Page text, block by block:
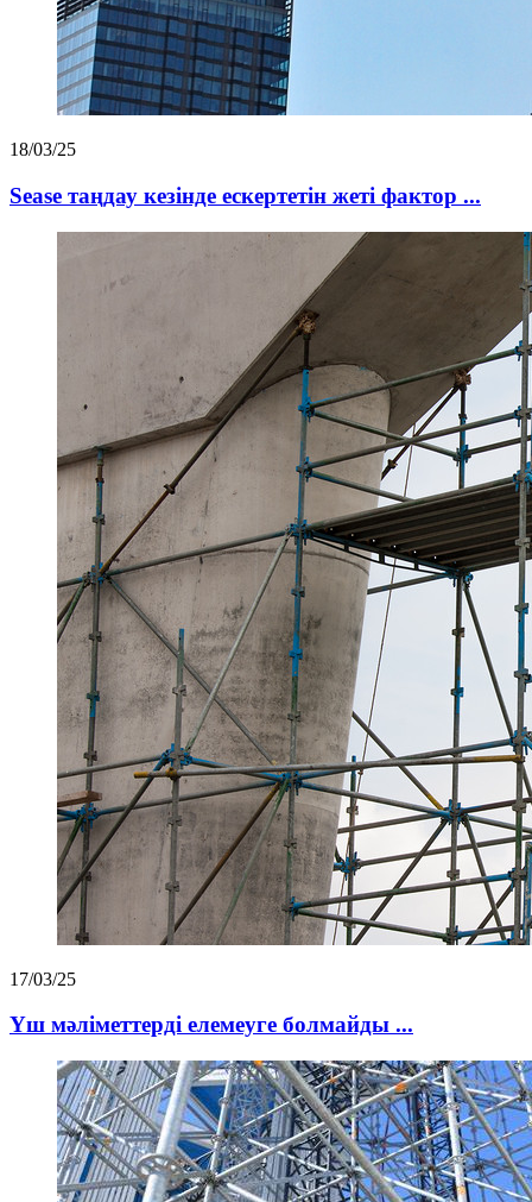
18/03/25
Sease таңдау кезінде ескертетін жеті фактор ...
17/03/25
Үш мәліметтерді елемеуге болмайды ...